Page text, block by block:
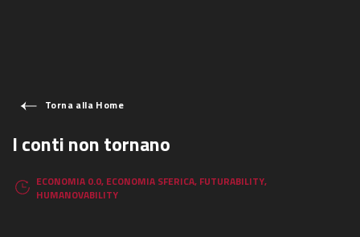
Torna alla Home
I conti non tornano
ECONOMIA 0.0, ECONOMIA SFERICA, FUTURABILITY,
HUMANOVABILITY